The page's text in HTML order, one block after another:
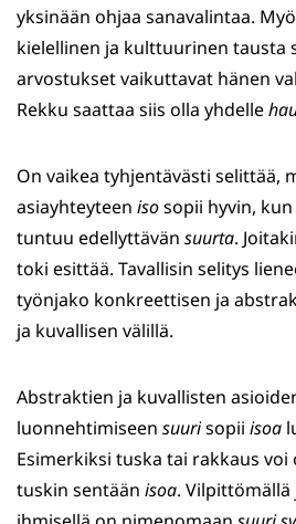
yksinään ohjaa sanavalintaa.
kielellinen ja kulttuurinen tausta
arvostukset vaikuttavat hänen
Rekku saattaa siis olla yhdelle
On vaikea tyhjentävästi selittää,
asiayhteyteen isosopii hyvin,
tuntuu edellyttävän suurta.
toki esittää. Tavallisin selitys
työnjako konkreettisen ja
ja kuvallisen välillä.
Abstraktien ja kuvallisten
luonnehtimiseen suurisopii isoa
Esimerkiksi tuska tai rakkaus voi
tuskin sentään isoa. Vilpittömällä